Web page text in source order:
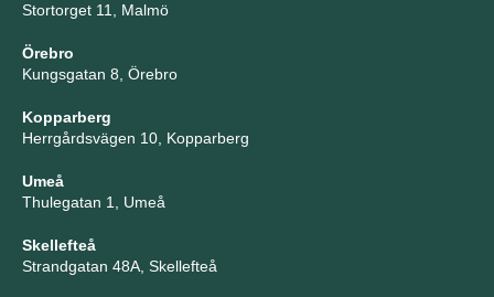
Stortorget 11, Malmö
Örebro
Kungsgatan 8, Örebro
Kopparberg
Herrgårdsvägen 10, Kopparberg
Umeå
Thulegatan 1, Umeå
Skellefteå
Strandgatan 48A, Skellefteå